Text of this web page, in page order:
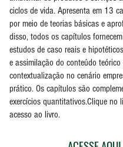
ciclos de vida. Apresenta em 13
por meio de teorias básicas e
disso, todos os capítulos
estudos de caso reais e
e assimilação do conteúdo teórico
contextualização no cenário
prático. Os capítulos são
exercícios quantitativos.Clique no
acesso ao livro.